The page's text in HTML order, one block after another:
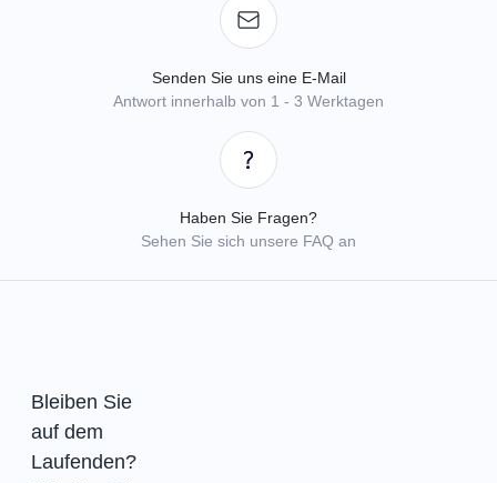
Senden Sie uns eine E-Mail
Antwort innerhalb von 1 - 3 Werktagen
Haben Sie Fragen?
Sehen Sie sich unsere FAQ an
Bleiben Sie
auf dem
Laufenden?